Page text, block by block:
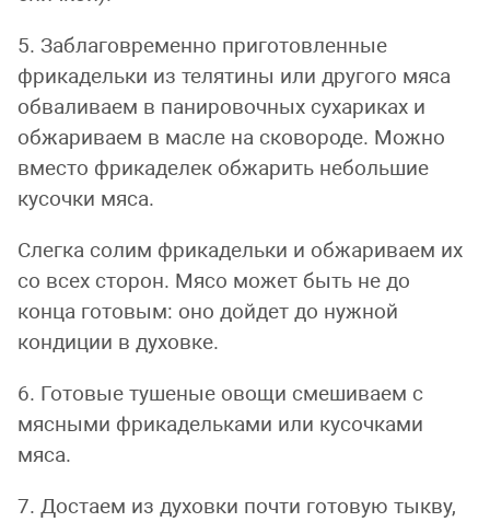
5. Заблаговременно приготовленные
фрикадельки из телятины или другого мяса
обваливаем в панировочных сухариках и
обжариваем в масле на сковороде. Можно
вместо фрикаделек обжарить небольшие
кусочки мяса.
Слегка солим фрикадельки и обжариваем их
со всех сторон. Мясо может быть не до
конца готовым: оно дойдет до нужной
кондиции в духовке.
6. Готовые тушеные овощи смешиваем с
мясными фрикадельками или кусочками
мяса.
7. Достаем из духовки почти готовую тыкву,